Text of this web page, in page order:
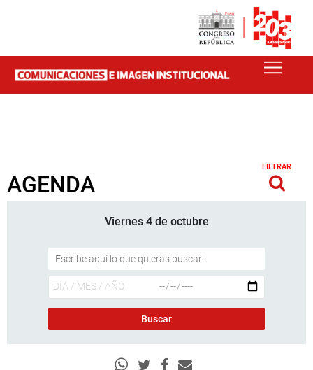
AGENDA
FILTRAR
Viernes 4 de octubre